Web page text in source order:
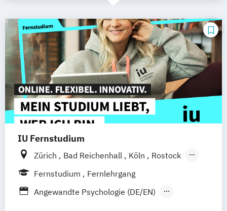
IU Fernstudium
Zürich Bad Reichenhall Köln
Rostock
Freiburg
Frankfurt am Main
Bielefeld Deggendorf Karlsruhe
Fernstudium
Fernlehrgang
Angewandte Psychologie (DE/EN)